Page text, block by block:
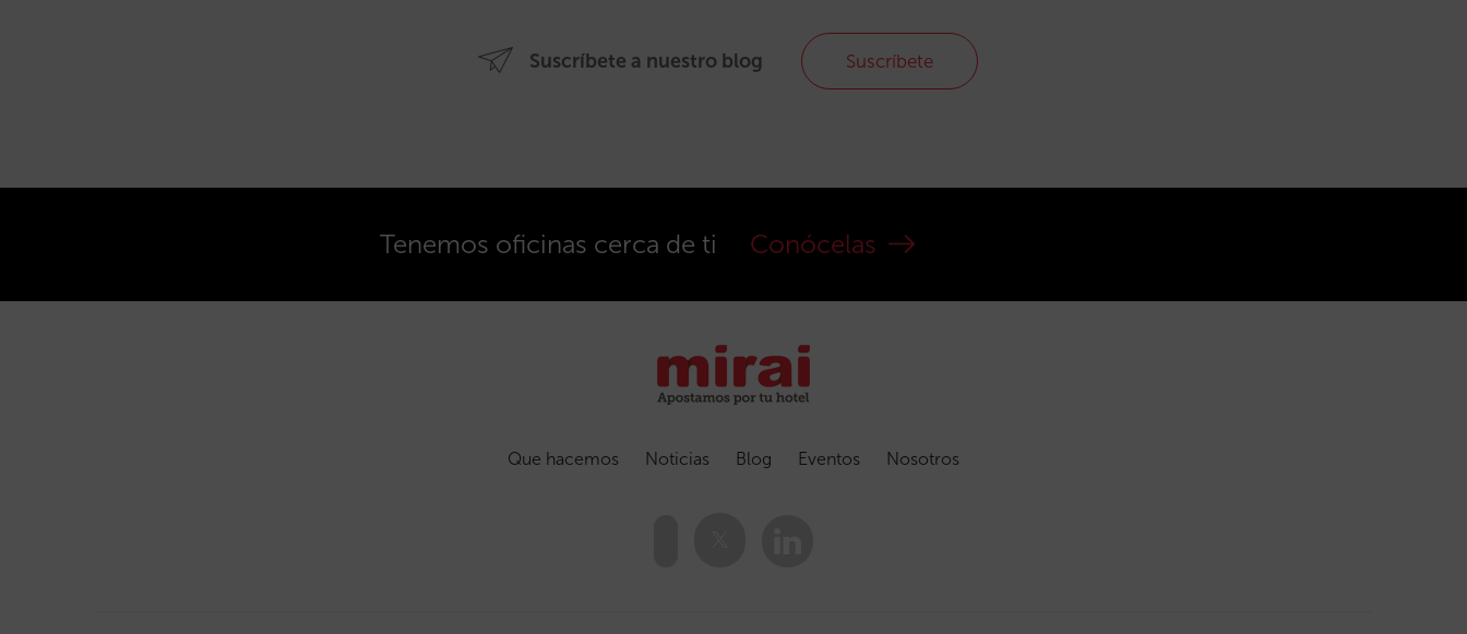
Suscríbete a nuestro blog Suscríbete
Tenemos oficinas cerca de ti Conócelas
Que hacemos Noticias Blog Eventos Nosotros